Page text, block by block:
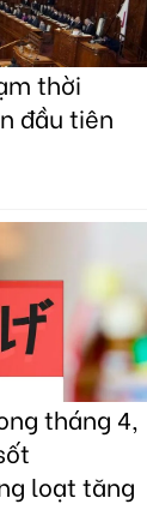
thời
đầu tiên
tháng 4,
loạt tăng